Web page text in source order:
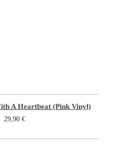
A Heartbeat (Pink Vinyl)
29,90 €